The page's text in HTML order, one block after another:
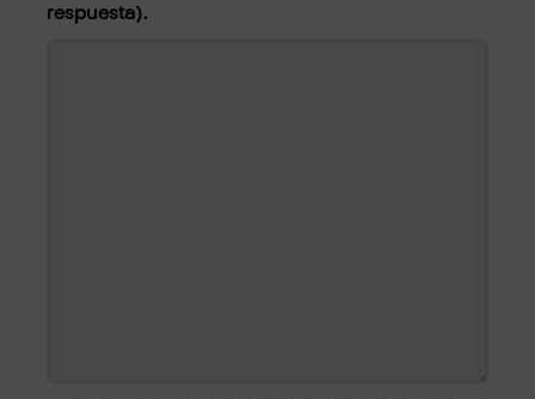
AAAA
respuesta).